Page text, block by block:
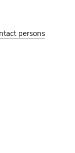
persons